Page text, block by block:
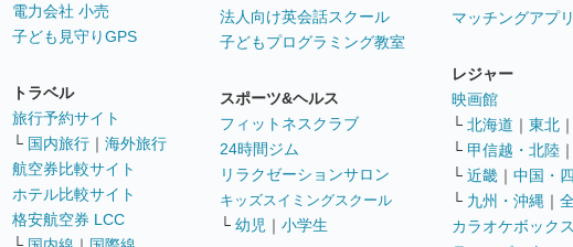
電力会社 小売
子ども見守りGPS
トラベル
旅行予約サイト
└ 国内旅行 ｜ 海外旅行
航空券比較サイト
ホテル比較サイト
格安航空券 LCC
法人向け英会話スクール
子どもプログラミング教室
スポーツ&ヘルス
フィットネスクラブ
24時間ジム
リラクゼーションサロン
キッズスイミングスクール
└ 幼児 ｜ 小学生
マッチングアプ
レジャー
映画館
└ 北海道 ｜ 東北
└ 甲信越・北陸
└ 近畿 ｜ 中国・
└ 九州・沖縄 ｜
カラオケボック